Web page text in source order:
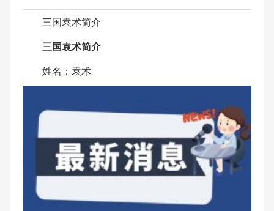
三国袁术简介
三国袁术简介
姓名：袁术